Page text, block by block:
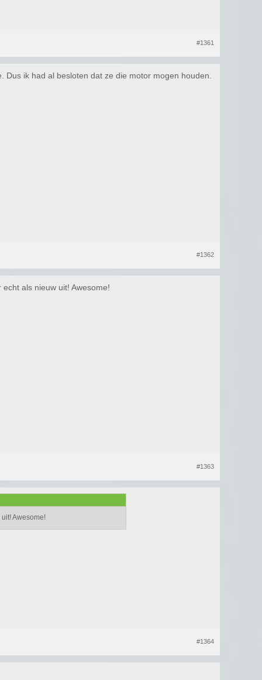
#1361
ik had al besloten dat ze die motor mogen houden.
#1362
als nieuw uit! Awesome!
#1363
Awesome!
#1364